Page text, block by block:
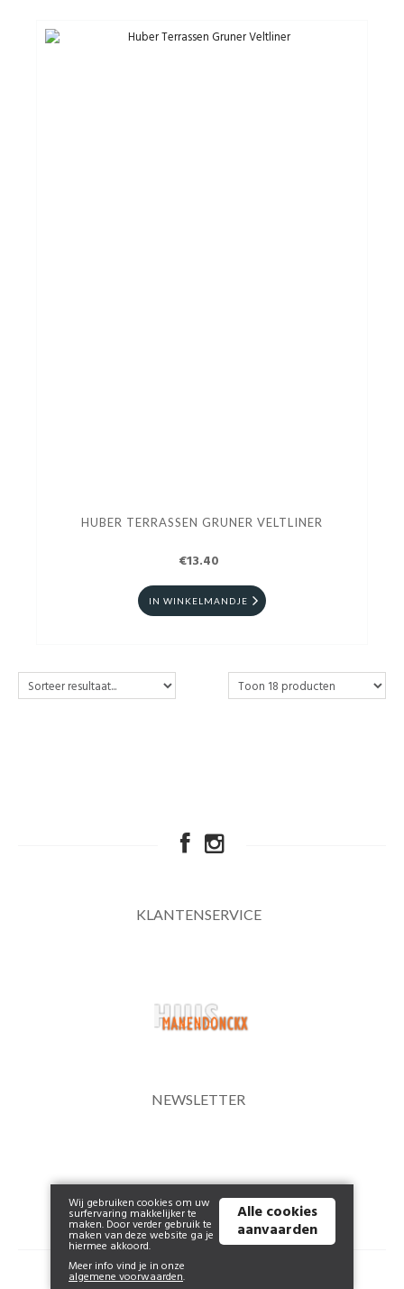
HUBER TERRASSEN GRUNER VELTLINER
€13.40
IN WINKELMANDJE
KLANTENSERVICE
NEWSLETTER
© 2026 www.huismanendonckx.be | Powered by
Wij gebruiken cookies om uw
surfervaring makkelijker te
maken. Door verder gebruik te
maken van deze website ga je
hiermee akkoord.
Meer info vind je in onze
algemene voorwaarden.
Alle cookies
aanvaarden